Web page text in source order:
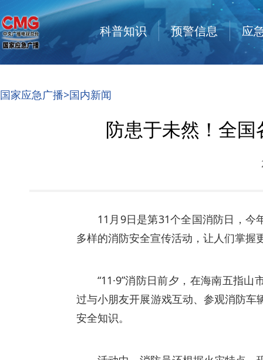
科普知识 预警信息 应
国家应急广播>国内新闻
防患于未然！全
11月9日是第31个全国消防日，今
多样的消防安全宣传活动，让人们掌握
“11·9”消防日前夕，在海南五指
过与小朋友开展游戏互动、参观消防
安全知识。